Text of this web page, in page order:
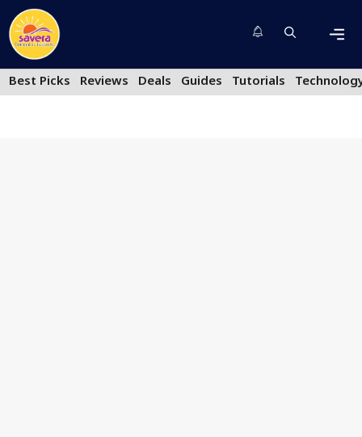
Skip
to
content
Best Picks
Reviews Deals Guides Tutorials